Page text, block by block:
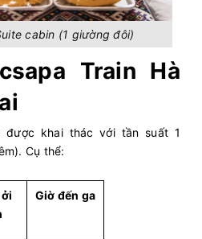
cabin (1 giường đôi)
Train Hà
được khai thác với tần suất 1
Cụ thể:
Giờ đến ga